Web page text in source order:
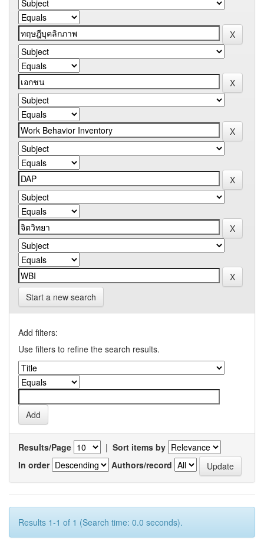
Start a new search
Add filters:
Use filters to refine the search results.
Results/Page | Sort items by
In order
Authors/record
Results 1-1 of 1 (Search time: 0.0 seconds).